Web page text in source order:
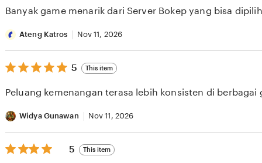
5
Banyak game menarik dari Server Bokep yang bisa
Ateng Katros Nov 11, 2026
5
out
5
5 This item
Peluang kemenangan terasa lebih konsisten di berbagai
Widya Gunawan Nov 11, 2026
5
out
5 This item